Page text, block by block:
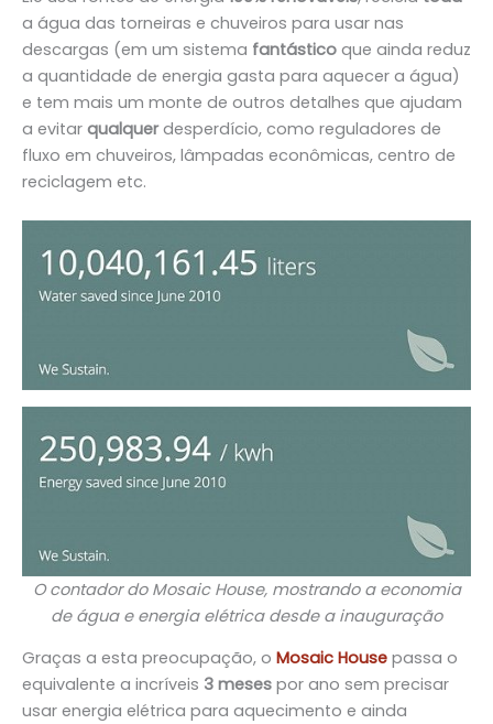
a água das torneiras e chuveiros para usar nas
descargas (em um sistema fantástico que ainda reduz
a quantidade de energia gasta para aquecer a água)
e tem mais um monte de outros detalhes que ajudam
a evitar qualquerdesperdício, como reguladores de
fluxo em chuveiros, lâmpadas econômicas, centro de
reciclagem etc.
O contador do Mosaic House, mostrando a economia
de água e energia elétrica desde a inauguração
Graças a esta preocupação, o Mosaic House passa o
equivalente a incríveis 3 meses por ano sem precisar
usar energia elétrica para aquecimento e ainda